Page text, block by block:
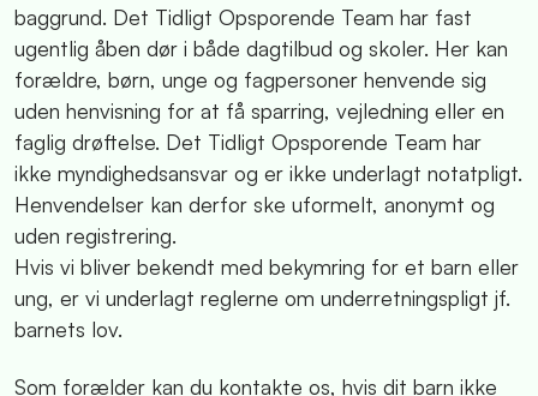
baggrund. Det Tidligt Opsporende Team har fast
ugentlig åben dør i både dagtilbud og skoler. Her kan
forældre, børn, unge og fagpersoner henvende sig
uden henvisning for at få sparring, vejledning eller en
faglig drøftelse. Det Tidligt Opsporende Team har
ikke myndighedsansvar og er ikke underlagt notatpligt.
Henvendelser kan derfor ske uformelt, anonymt og
uden registrering.
Hvis vi bliver bekendt med bekymring for et barn eller
ung, er vi underlagt reglerne om underretningspligt jf.
barnets lov.
Som forælder kan du kontakte os, hvis dit barn ikke